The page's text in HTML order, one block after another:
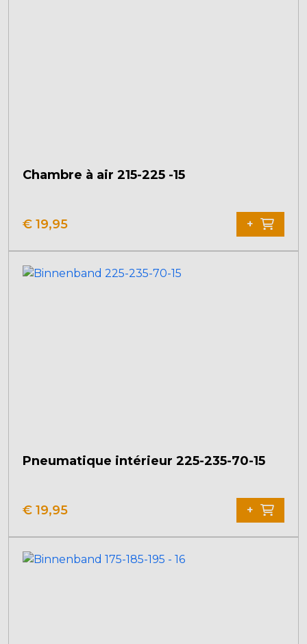
Chambre à air 215-225 -15
€ 19,95 +
Pneumatique intérieur 225-235-70-15
€ 19,95 +